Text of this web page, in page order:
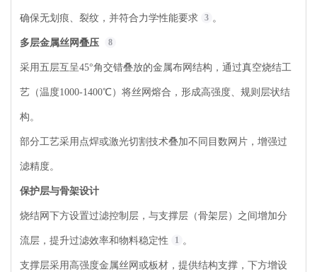
确保无划痕、裂纹，并符合力学性能要求 3 。
多层金属丝网叠压 8
采用五层互呈45°角交错叠放的金属布网结构，通过真空烧结工
艺（温度1000-1400℃）将丝网熔合，形成高强度、规则层状结
构。
部分工艺采用点焊或激光切割技术叠加不同目数网片，增强过
滤精度。
保护层与骨架设计
烧结网下方设置过滤控制层，与支撑层（骨架层）之间增加分
流层，提升过滤效率和物料稳定性 1 。
支撑层采用高强度金属丝网或板材，提供结构支撑，下方增设